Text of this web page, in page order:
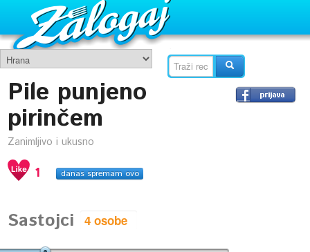
Pile punjeno
pirinčem
Zanimljivo i ukusno
1 danas spremam ovo
Sastojci